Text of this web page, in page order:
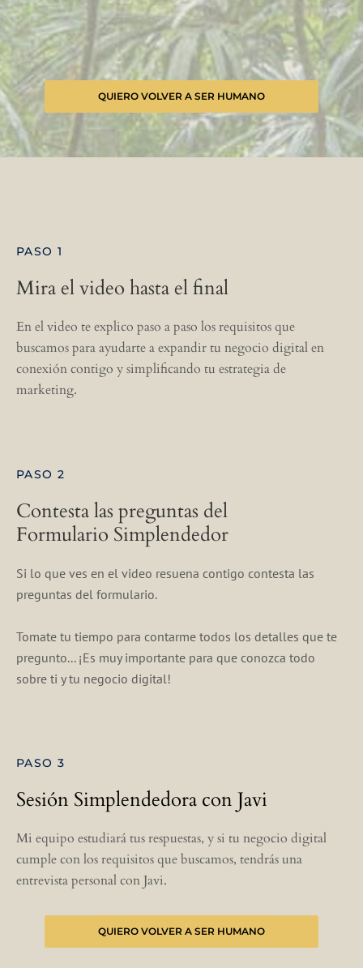
QUIERO VOLVER A SER HUMANO
PASO 1
Mira el video hasta el final
En el video te explico paso a paso los requisitos que
buscamos para ayudarte a expandir tu negocio digital en
conexión contigo y simplificando tu estrategia de
marketing.
PASO 2
Contesta las preguntas del
Formulario Simplendedor
Si lo que ves en el video resuena contigo contesta las
preguntas del formulario.
Tomate tu tiempo para contarme todos los detalles que te
pregunto... ¡Es muy importante para que conozca todo
sobre ti y tu negocio digital!
PASO 3
Sesión Simplendedora con Javi
Mi equipo estudiará tus respuestas, y si tu negocio digital
cumple con los requisitos que buscamos, tendrás una
entrevista personal con Javi.
QUIERO VOLVER A SER HUMANO